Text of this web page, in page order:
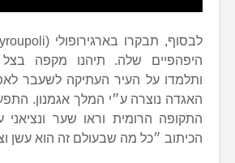
היפהפיים שלה. תיהנו מקפה בצל
האגדה נוצרה ע״י המלך אגמנון.
התקופה הרומית וראו שער ונציאני
הכיתוב ״כל מה שבעולם זה הוא עשן